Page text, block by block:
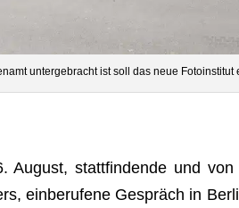
unter­ge­bracht ist soll das neue Foto­in­sti­tut
August, statt­fin­dende und
ein­be­ru­fene Gespräch in